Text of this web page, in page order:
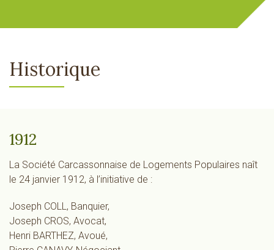
Historique
1912
La Société Carcassonnaise de Logements Populaires naît
le 24 janvier 1912, à l’initiative de :
Joseph COLL, Banquier,
Joseph CROS, Avocat,
Henri BARTHEZ, Avoué,